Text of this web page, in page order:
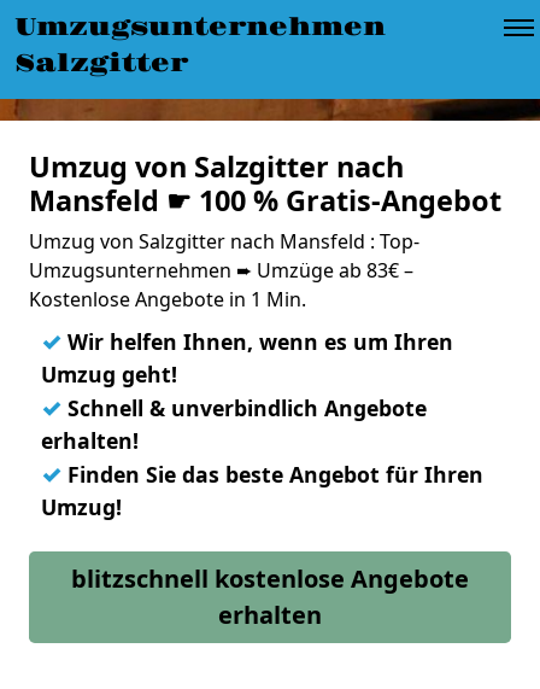
Umzugsunternehmen
Salzgitter
Umzug von Salzgitter nach
Mansfeld ☛ 100 % Gratis-Angebot
Umzug von Salzgitter nach Mansfeld : Top-
Umzugsunternehmen ➨ Umzüge ab 83€ –
Kostenlose Angebote in 1 Min.
✓ Wir helfen Ihnen, wenn es um Ihren
Umzug geht!
✓ Schnell & unverbindlich Angebote
erhalten!
✓ Finden Sie das beste Angebot für Ihren
Umzug!
blitzschnell kostenlose Angebote
erhalten